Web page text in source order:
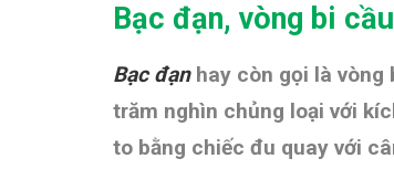
Bạc đạn, vòng bi
Bạc đạn hay còn gọi là
trăm nghìn chủng loại với
to bằng chiếc đu quay với